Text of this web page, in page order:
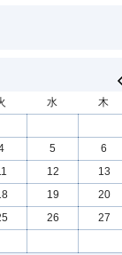
水 木
5 6
12 13
19 20
26 27